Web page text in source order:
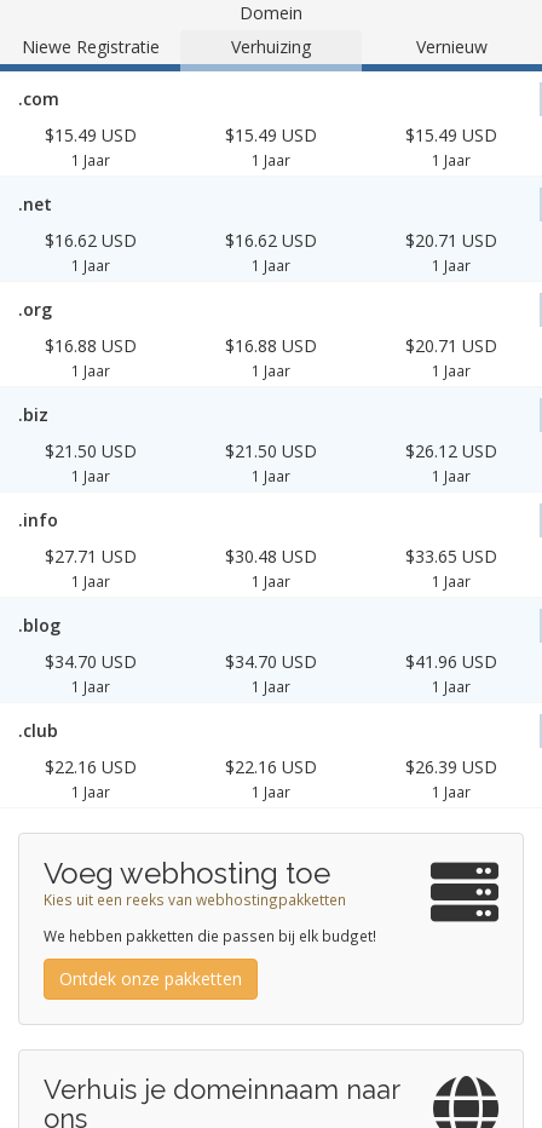
Domein
Niewe Registratie
Verhuizing Vernieuw
.com
$15.49 USD
1 Jaar
$15.49 USD
1 Jaar
$15.49 USD
1 Jaar
.net
$16.62 USD
1 Jaar
$16.62 USD
1 Jaar
$20.71 USD
1 Jaar
.org
$16.88 USD
1 Jaar
$16.88 USD
1 Jaar
$20.71 USD
1 Jaar
.biz
$21.50 USD
1 Jaar
$21.50 USD
1 Jaar
$26.12 USD
1 Jaar
.info
$27.71 USD
1 Jaar
$30.48 USD
1 Jaar
$33.65 USD
1 Jaar
.blog
$34.70 USD
1 Jaar
$34.70 USD
1 Jaar
$41.96 USD
1 Jaar
.club
$22.16 USD
1 Jaar
$22.16 USD
1 Jaar
$26.39 USD
1 Jaar
Voeg webhosting toe
Kies uit een reeks van webhostingpakketten
We hebben pakketten die passen bij elk budget!
Ontdek onze pakketten
Verhuis je domeinnaam naar
ons